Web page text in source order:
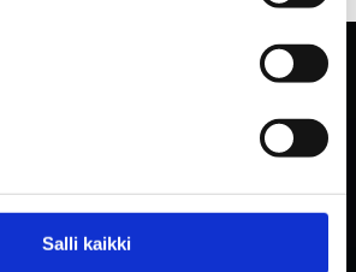
Salli kaikki